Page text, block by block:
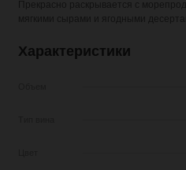
Характеристики